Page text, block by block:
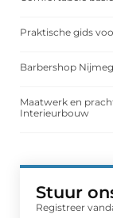
Praktische gids
Barbershop
Maatwerk en
Interieurbouw
Stuur
Registreer